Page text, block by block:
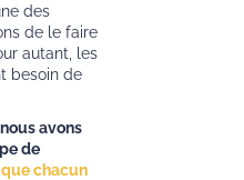
des
de le faire
autant, les
besoin de
avons
de
chacun